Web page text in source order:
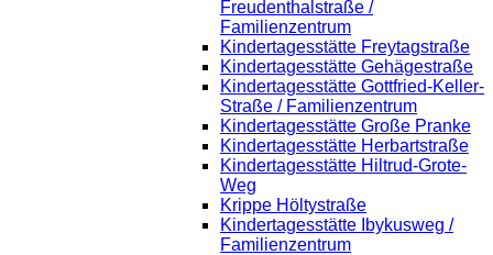
Freudenthalstraße /
Familienzentrum
Kindertagesstätte Freytagstraße
Kindertagesstätte Gehägestraße
Kindertagesstätte Gottfried-Keller-
Straße / Familienzentrum
Kindertagesstätte Große Pranke
Kindertagesstätte Herbartstraße
Kindertagesstätte Hiltrud-Grote-
Weg
Krippe Höltystraße
Kindertagesstätte Ibykusweg /
Familienzentrum